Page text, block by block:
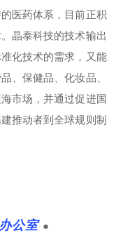
医药体系，目前正积
晶泰科技的技术输出
化技术的需求，又能
、保健品、化妆品、
市场，并通过促进国
推动者到全球规则制
公室 ●